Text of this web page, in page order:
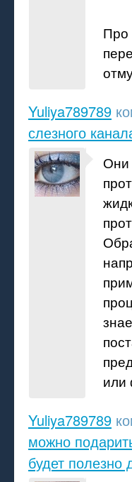
Про
Yuliya789789
слезного
Они
или
Yuliya789789
можно
будет полезно